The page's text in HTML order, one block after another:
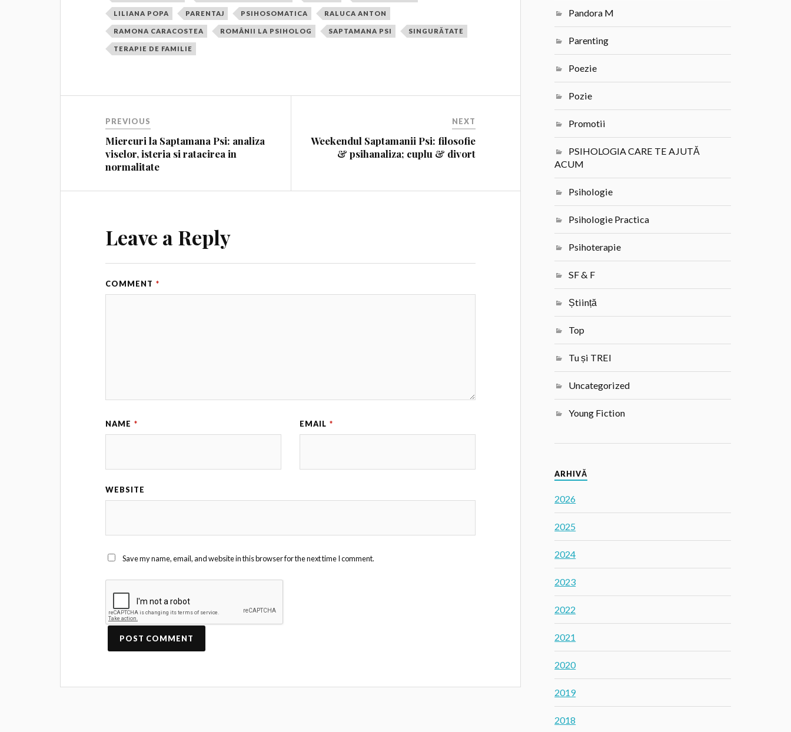
LILIANA POPA PARENTAJ PSIHOSOMATICA RALUCA ANTON
RAMONA CARACOSTEA ROMÂNII LA PSIHOLOG SAPTAMANA PSI SINGURĂTATE
TERAPIE DE FAMILIE
PREVIOUS
Miercuri la Saptamana Psi: analiza
viselor, isteria si ratacirea in
normalitate
NEXT
Weekendul Saptamanii Psi: filosofie
& psihanaliza; cuplu & divort
Leave a Reply
COMMENT *
NAME * EMAIL *
WEBSITE
Save my name, email, and website in this browser for the next time I comment.
Pandora M
Parenting
Poezie
Pozie
Promotii
PSIHOLOGIA CARE TE AJUTĂ
ACUM
Psihologie
Psihologie Practica
Psihoterapie
SF & F
Știință
Top
Tu și TREI
Uncategorized
Young Fiction
ARHIVĂ
2026
2025
2024
2023
2022
2021
2020
2019
2018